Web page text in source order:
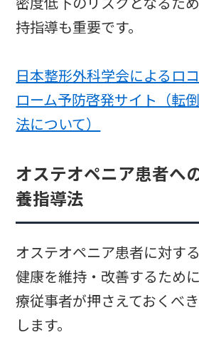
持指導も重要です。
日本整形外科学会によるロ
ローム予防啓発サイト（転
法について）
オステオペニア患者へ
養指導法
オステオペニア患者に対す
健康を維持・改善するため
療従事者が押さえておくべ
します。